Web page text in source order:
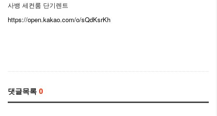
사뱅 세컨룸 단기렌트
https://open.kakao.com/o/sQdKsrKh
댓글목록 0